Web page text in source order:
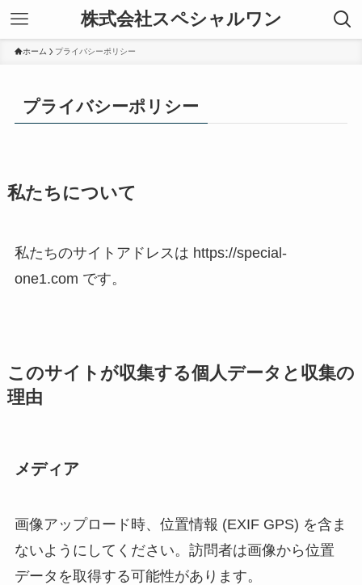
株式会社スペシャルワン
ホーム プライバシーポリシー
プライバシーポリシー
私たちについて
私たちのサイトアドレスは https://special-
one1.com です。
このサイトが収集する個人データと収集の
理由
メディア
画像アップロード時、位置情報 (EXIF GPS) を含ま
ないようにしてください。訪問者は画像から位置
データを取得する可能性があります。